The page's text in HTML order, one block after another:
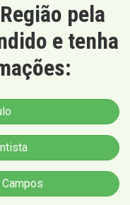
pela
e tenha